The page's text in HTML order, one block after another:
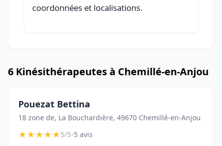
coordonnées et localisations.
6 Kinésithérapeutes à Chemillé-en-Anjou
Pouezat Bettina
18 zone de, La Bouchardière, 49670 Chemillé-en-Anjou
★★★★★5/5•5 avis